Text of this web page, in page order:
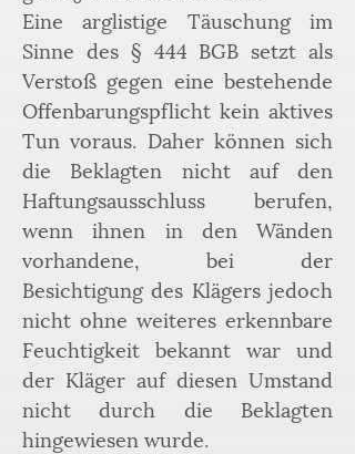
Eine arglistige Täuschung im
Sinne des § 444 BGB setzt als
Verstoß gegen eine bestehende
Offenbarungspflicht kein aktives
Tun voraus. Daher können sich
die Beklagten nicht auf den
Haftungsausschluss berufen,
wenn ihnen in den Wänden
vorhandene, bei der
Besichtigung des Klägers jedoch
nicht ohne weiteres erkennbare
Feuchtigkeit bekannt war und
der Kläger auf diesen Umstand
nicht durch die Beklagten
hingewiesen wurde.